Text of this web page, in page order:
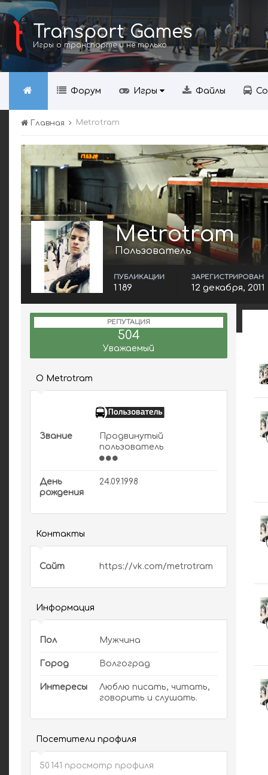
Transport Games
Игры о транспорте и не только
Форум Игры Файлы
Главная Metrotram
Metrotram
Пользователь
ПУБЛИКАЦИИ
1 189
ЗАРЕГИСТРИРОВАН
12 декабря, 2011
РЕПУТАЦИЯ
504
Уважаемый
О Metrotram
Звание
Продвинутый
пользователь
День
рождения
24.09.1998
Контакты
Сайт https://vk.com/metrotram
Информация
Пол Мужчина
Город Волгоград
Интересы
Люблю писать, читать,
говорить и слушать.
Посетители профиля
50 141 просмотр профиля